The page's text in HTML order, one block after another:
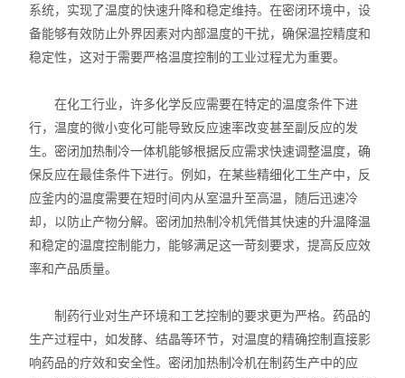
不锈钢配制罐
高温循环油浴锅
玻璃反应釜
低温冷却液循环泵
高低温循环装置
电热套
旋片式真空泵
系统，实现了温度的快速升降和稳定维持。在密闭环境中，设
备能够有效防止外界因素对内部温度的干扰，确保温控精度和
稳定性，这对于需要严格温度控制的工业过程尤为重要。
在化工行业，许多化学反应需要在特定的温度条件下进
行，温度的微小变化可能导致反应速率改变甚至副反应的发
生。密闭加热制冷一体机能够根据反应需求快速调整温度，确
保反应在最佳条件下进行。例如，在某些精细化工生产中，反
应釜内的温度需要在短时间内从室温升至高温，随后迅速冷
却，以防止产物分解。密闭加热制冷机凭借其快速的升温降温
和稳定的温度控制能力，能够满足这一苛刻要求，提高反应效
率和产品质量。
制药行业对生产环境和工艺控制的要求更为严格。药品的
生产过程中，如发酵、结晶等环节，对温度的精确控制直接影
响药品的疗效和安全性。密闭加热制冷机在制药生产中的应